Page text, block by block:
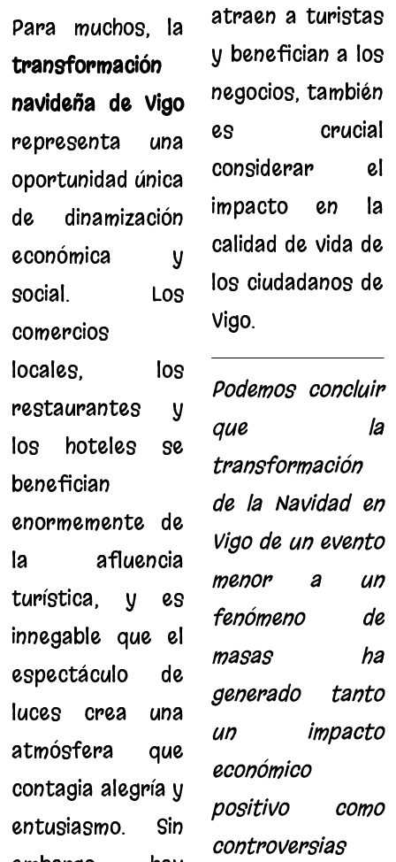
Para muchos, la
transformación
navideña de Vigo
representa una
oportunidad única
de dinamización
económica y
social. Los
comercios
locales, los
restaurantes y
los hoteles se
benefician
enormemente de
la afluencia
turística, y es
innegable que el
espectáculo de
luces crea una
atmósfera que
contagia alegría y
entusiasmo. Sin
atraen a turistas
y benefician a los
negocios, también
es crucial
considerar el
impacto en la
calidad de vida de
los ciudadanos de
Vigo.
Podemos concluir
que la
transformación
de la Navidad en
Vigo de un evento
menor a un
fenómeno de
masas ha
generado tanto
un impacto
económico
positivo como
controversias